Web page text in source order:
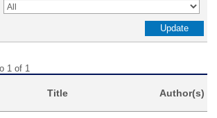
1 of 1
Title Author(s)